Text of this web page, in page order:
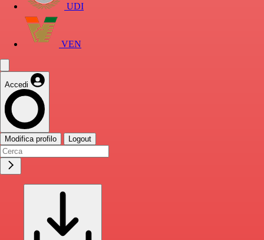
UDI
VEN
Accedi
Modifica profilo Logout